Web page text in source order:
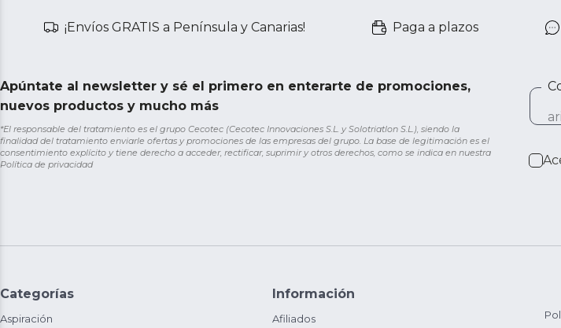
¡Envíos GRATIS a Península y Canarias! Paga a plazos
Apúntate al newsletter y sé el primero en enterarte de promociones,
nuevos productos y mucho más
*El responsable del tratamiento es el grupo Cecotec (Cecotec Innovaciones S.L. y Solotriatlon S.L.), siendo la
finalidad del tratamiento enviarle ofertas y promociones de las empresas del grupo. La base de legitimación es el
consentimiento explícito y tiene derecho a acceder, rectificar, suprimir y otros derechos, como se indica en nuestra
Política de privacidad
Categorías
Aspiración
Información
Afiliados